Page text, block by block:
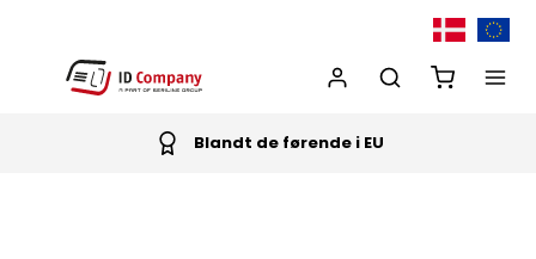
Blandt de førende i EU